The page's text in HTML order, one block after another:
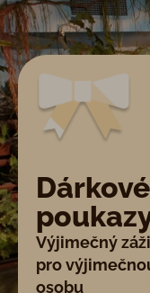
Dárkové
Výjimečný
pro
osobu